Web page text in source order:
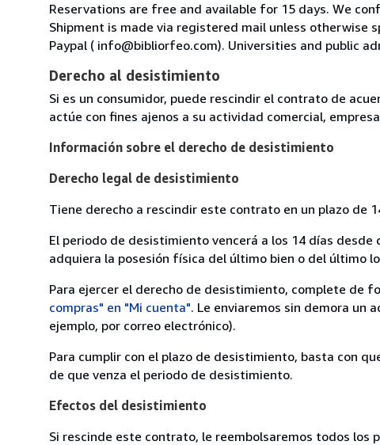
Reservations are free and available for 15 days. We
Shipment is made via registered mail unless otherwise
Paypal ( info@bibliorfeo.com). Universities and public
Derecho al desistimiento
Si es un consumidor, puede rescindir el contrato de
actúe con fines ajenos a su actividad comercial,
Información sobre el derecho de desistimiento
Derecho legal de desistimiento
Tiene derecho a rescindir este contrato en un plazo de
El periodo de desistimiento vencerá a los 14 días
adquiera la posesión física del último bien o del último
Para ejercer el derecho de desistimiento, complete de
compras" en "Mi cuenta". Le enviaremos sin demora un
ejemplo, por correo electrónico).
Para cumplir con el plazo de desistimiento, basta con
de que venza el periodo de desistimiento.
Efectos del desistimiento
Si rescinde este contrato, le reembolsaremos todos los